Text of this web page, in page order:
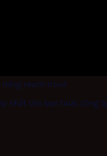
reach truck
cho bạn hoặc công